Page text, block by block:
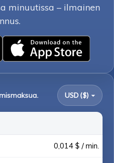
minuutissa – ilmainen
USD ($)
0,014 $ / min.